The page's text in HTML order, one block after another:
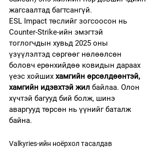
жагсаалтад багтсангүй.
ESL Impact төслийг зогсоосон нь
Counter-Strike-ийн эмэгтэй
тоглогчдын хувьд 2025 оны
үзүүлэлтэд сөргөөг нөлөөлсөн
боловч ерөнхийдөө ковидын дараах
үеэс хойших хамгийн өрсөлдөөнтэй,
хамгийн идэвхтэй жил байлаа. Олон
хүчтэй багууд бий болж, шинэ
аваргууд төрсөн нь үүнийг баталж
байна.
Valkyries-ийн ноёрхол тасалдав